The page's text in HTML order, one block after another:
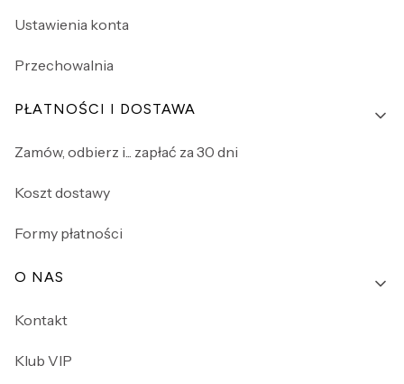
Ustawienia konta
Przechowalnia
PŁATNOŚCI I DOSTAWA
Zamów, odbierz i... zapłać za 30 dni
Koszt dostawy
Formy płatności
O NAS
Kontakt
Klub VIP